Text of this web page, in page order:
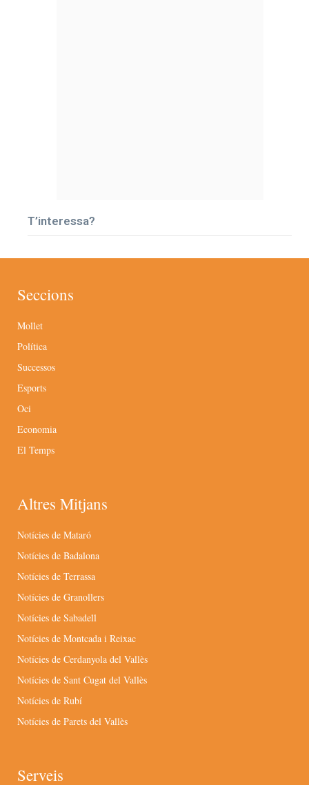
T’interessa?
Seccions
Mollet
Política
Successos
Esports
Oci
Economia
El Temps
Altres Mitjans
Notícies de Mataró
Notícies de Badalona
Notícies de Terrassa
Notícies de Granollers
Notícies de Sabadell
Notícies de Montcada i Reixac
Notícies de Cerdanyola del Vallès
Notícies de Sant Cugat del Vallès
Notícies de Rubí
Notícies de Parets del Vallès
Serveis